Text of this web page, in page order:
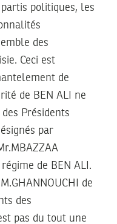
politiques, les
des
Ceci est
de
de BEN ALI ne
Présidents
par
de BEN ALI.
de
des
pas du tout une